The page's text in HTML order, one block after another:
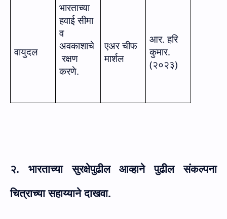
वायुदल
भारताच्या
हवाई सीमा
व
अवकाशाचे
रक्षण
करणे.
एअर चीफ
मार्शल
आर. हरि
कुमार.
(२०२३)
२. भारताच्या सुरक्षेपुढील आव्हाने पुढील संकल्पना
चित्राच्या सहाय्याने दाखवा.